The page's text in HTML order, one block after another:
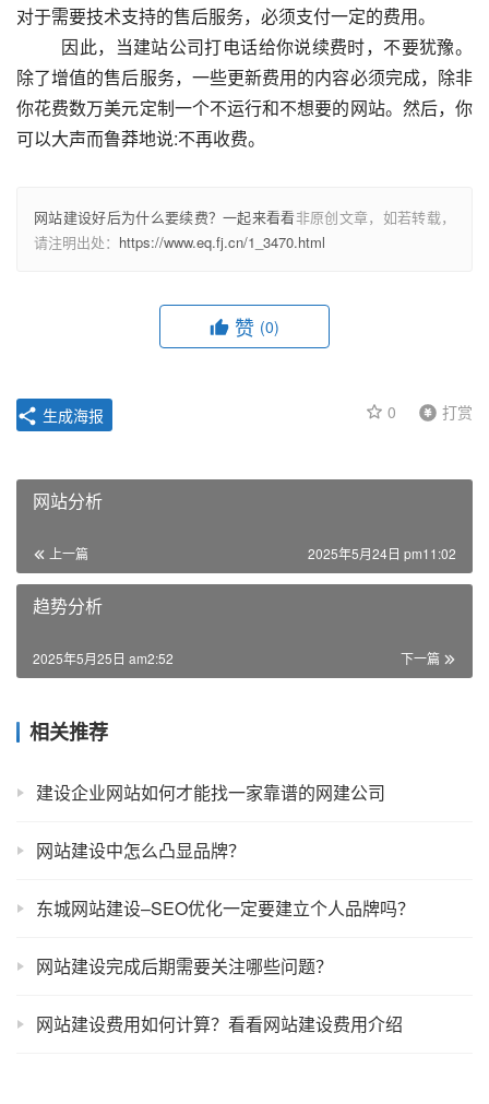
对于需要技术支持的售后服务，必须支付一定的费用。
除了增值的售后服务，一些更新费用的内容必须完成，除非
你花费数万美元定制一个不运行和不想要的网站。然后，你
网站建设好后为什么要续费？一起来看看非原创文章，如若转载，
请注明出处： https://www.eq.fj.cn/1_3470.html
赞 (0)
0 打赏
生成海报
网站分析
上一篇 2025年5月24日 pm11:02
趋势分析
下一篇
2025年5月25日 am2:52
相关推荐
建设企业网站如何才能找一家靠谱的网建公司
网站建设中怎么凸显品牌？
东城网站建设–SEO优化一定要建立个人品牌吗？
网站建设完成后期需要关注哪些问题？
网站建设费用如何计算？看看网站建设费用介绍